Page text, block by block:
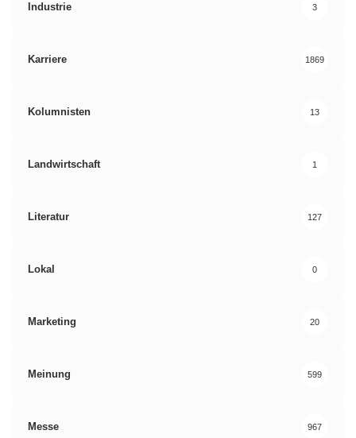
Industrie 3
Karriere 1869
Kolumnisten 13
Landwirtschaft 1
Literatur 127
Lokal 0
Marketing 20
Meinung 599
Messe 967